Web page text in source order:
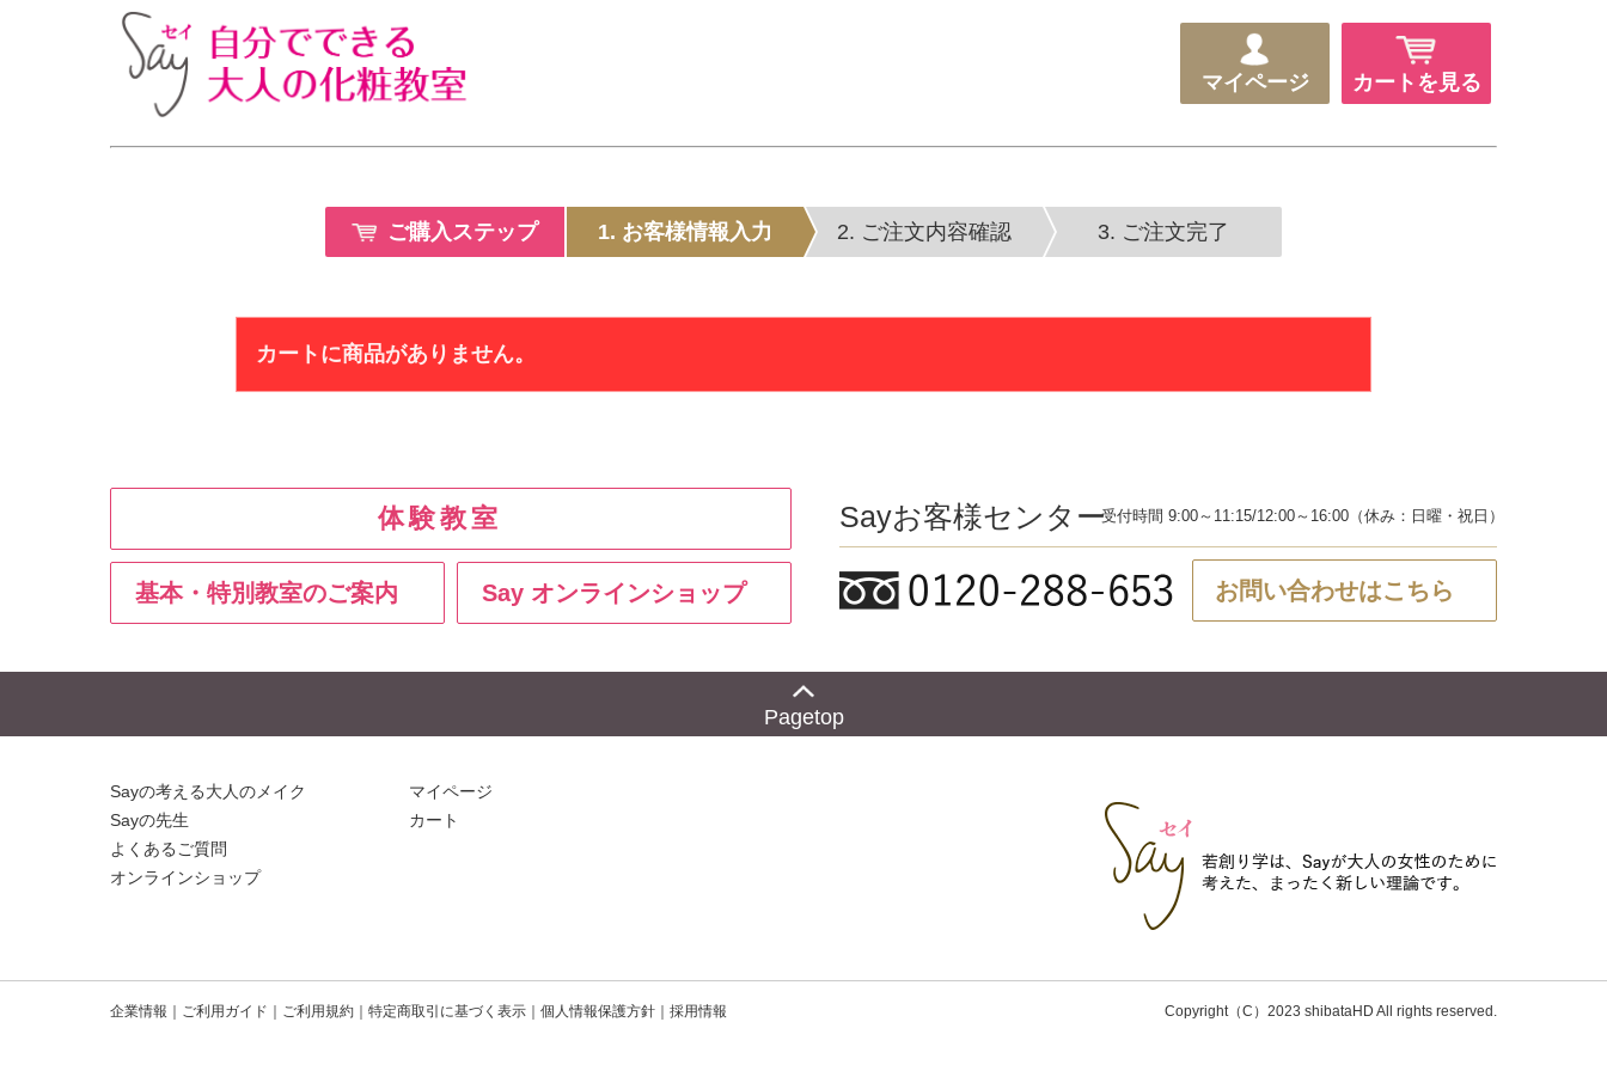
マイページ カートを見る
ご購入ステップ 1. お客様情報入力 2. ご注文内容確認 3. ご注文完了
カートに商品がありません。
体験教室
基本・特別教室のご案内 Say オンラインショップ
Sayお客様センター受付時間 9:00～11:15/12:00～16:00（休み：日曜・祝日）
お問い合わせはこちら
Pagetop
Sayの考える大人のメイク
Sayの先生
よくあるご質問
オンラインショップ
マイページ
カート
企業情報 ご利用ガイド ご利用規約 特定商取引に基づく表示 個人情報保護方針 採用情報 Copyright（C）2023 shibataHD All rights reserved.